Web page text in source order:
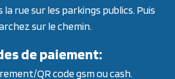
rue sur les parkings publics. Puis
sur le chemin.
de paiement:
QR code gsm ou cash.